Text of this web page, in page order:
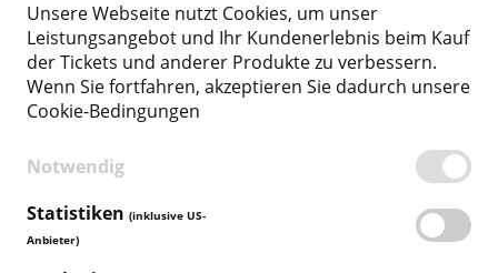
Zurück zur Hauptseite
Zahlungsmethoden
BEDINGUNGEN
Unsere Webseite nutzt Cookies, um unser
Leistungsangebot und Ihr Kundenerlebnis beim Kauf
der Tickets und anderer Produkte zu verbessern.
Wenn Sie fortfahren, akzeptieren Sie dadurch unsere
Cookie-Bedingungen
Notwendig
Statistiken (inklusive US-
Anbieter)